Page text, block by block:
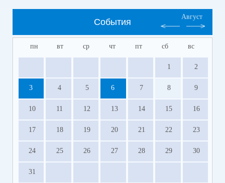
События
Август
пн вт ср чт пт сб вс
1 2
3 4 5 6 7 8 9
10 11 12 13 14 15 16
17 18 19 20 21 22 23
24 25 26 27 28 29 30
31